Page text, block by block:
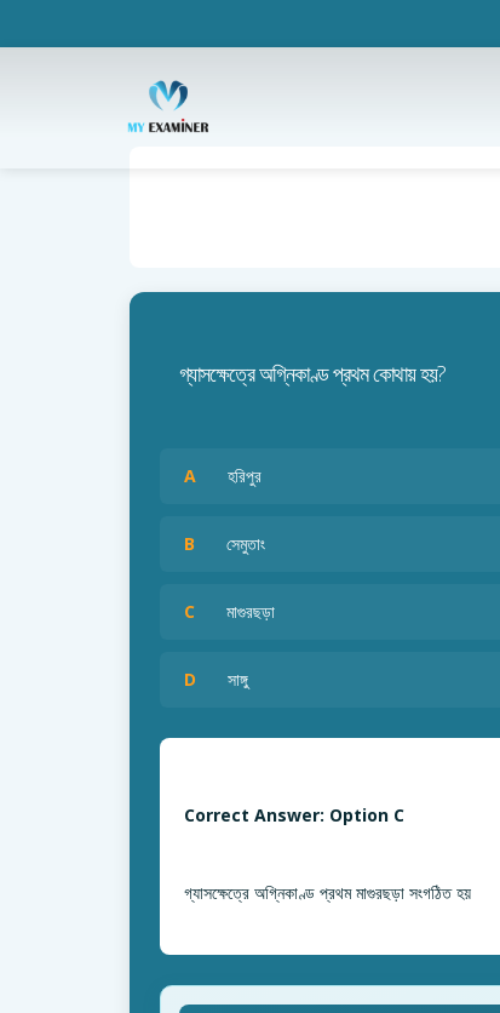
গ্যাসক্ষেত্রে অগ্নিকাণ্ড প্রথম কোথায় হয়?
A হরিপুর
B সেমুতাং
C মাগুরছড়া
D সাঙ্গু
Correct Answer: Option C
গ্যাসক্ষেত্রে অগ্নিকাণ্ড প্রথম মাগুরছড়া সংগঠিত হয়